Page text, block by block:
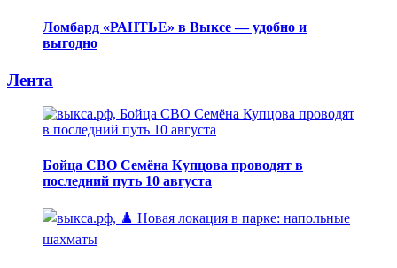
Ломбард «РАНТЬЕ» в Выксе — удобно и
выгодно
Лента
Бойца СВО Семёна Купцова проводят в
последний путь 10 августа